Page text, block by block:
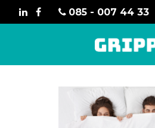
085 - 007 44 33